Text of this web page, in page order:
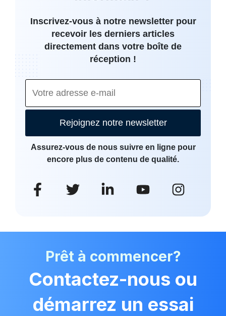
Inscrivez-vous à notre newsletter pour
recevoir les derniers articles
directement dans votre boîte de
réception !
Rejoignez notre newsletter
Assurez-vous de nous suivre en ligne pour
encore plus de contenu de qualité.
Prêt à commencer?
Contactez-nous ou
démarrez un essai